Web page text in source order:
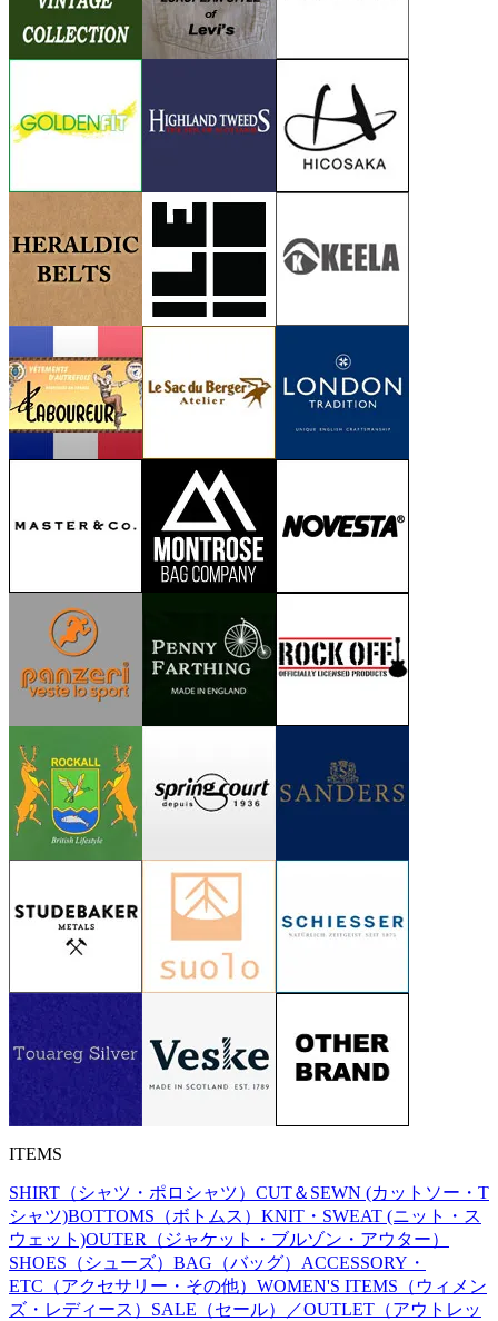
ITEMS
SHIRT（シャツ・ポロシャツ） CUT＆SEWN (カットソー・T
シャツ)BOTTOMS（ボトムス） KNIT・SWEAT (ニット・ス
ウェット)OUTER（ジャケット・ブルゾン・アウター）
SHOES（シューズ） BAG（バッグ） ACCESSORY・
ETC（アクセサリー・その他） WOMEN'S ITEMS（ウィメン
ズ・レディース） SALE（セール）／OUTLET（アウトレッ